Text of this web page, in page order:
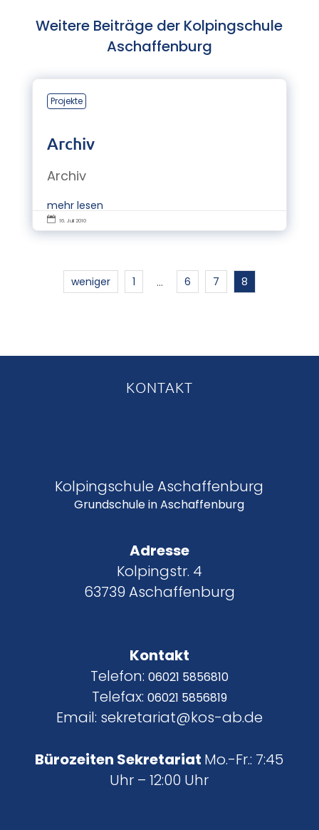
Weitere Beiträge der Kolpingschule
Aschaffenburg
Projekte
Archiv
Archiv
mehr lesen
 16. Juli 2010
weniger 1 … 6 7 8
KONTAKT
Kolpingschule Aschaffenburg
Grundschule in Aschaffenburg
Adresse
Kolpingstr. 4
63739 Aschaffenburg
Kontakt
Telefon: 06021 5856810
Telefax: 06021 5856819
Email: sekretariat@kos-ab.de
Bürozeiten Sekretariat Mo.-Fr.: 7:45
Uhr – 12:00 Uhr